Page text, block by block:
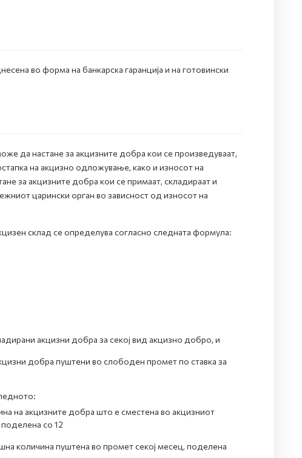
во форма на банкарска гаранција и на готовински
да настане за акцизните добра кои се произведуваат,
на акцизно одложување, како и износот на
за акцизните добра кои се примаат, складираат и
царински орган во зависност од износот на
склад се определува согласно следната формула:
акцизни добра за секој вид акцизно добро, и
добра пуштени во слободен промет по ставка за
на акцизните добра што е сместена во акцизниот
со 12
количина пуштена во промет секој месец, поделена